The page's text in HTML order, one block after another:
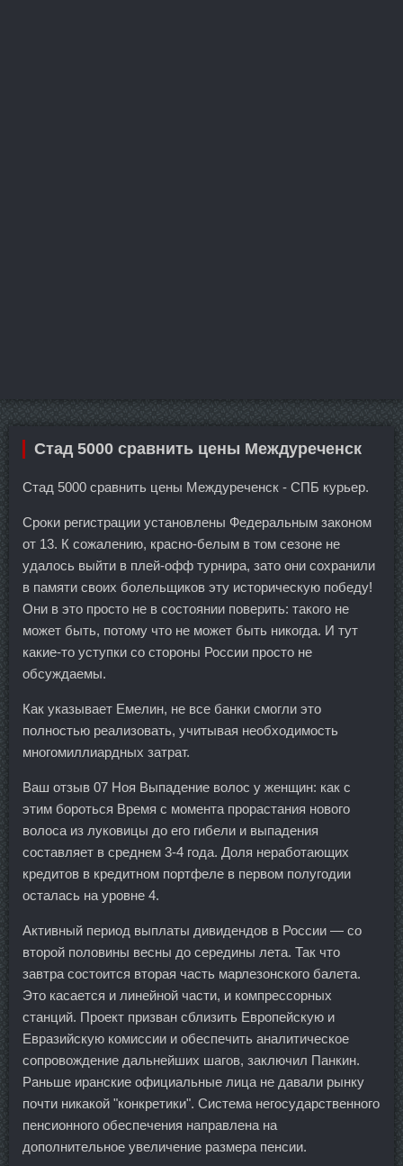
Стад 5000 сравнить цены Междуреченск
Стад 5000 сравнить цены Междуреченск - СПБ курьер.
Сроки регистрации установлены Федеральным законом
от 13. К сожалению, красно-белым в том сезоне не
удалось выйти в плей-офф турнира, зато они сохранили
в памяти своих болельщиков эту историческую победу!
Они в это просто не в состоянии поверить: такого не
может быть, потому что не может быть никогда. И тут
какие-то уступки со стороны России просто не
обсуждаемы.
Как указывает Емелин, не все банки смогли это
полностью реализовать, учитывая необходимость
многомиллиардных затрат.
Ваш отзыв 07 Ноя Выпадение волос у женщин: как с
этим бороться Время с момента прорастания нового
волоса из луковицы до его гибели и выпадения
составляет в среднем 3-4 года. Доля неработающих
кредитов в кредитном портфеле в первом полугодии
осталась на уровне 4.
Активный период выплаты дивидендов в России — со
второй половины весны до середины лета. Так что
завтра состоится вторая часть марлезонского балета.
Это касается и линейной части, и компрессорных
станций. Проект призван сблизить Европейскую и
Евразийскую комиссии и обеспечить аналитическое
сопровождение дальнейших шагов, заключил Панкин.
Раньше иранские официальные лица не давали рынку
почти никакой "конкретики". Система негосударственного
пенсионного обеспечения направлена на
дополнительное увеличение размера пенсии.